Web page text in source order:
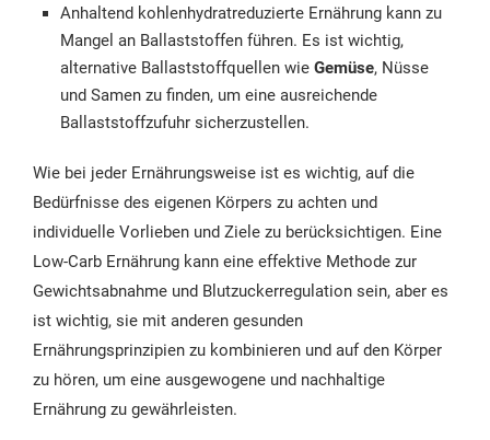
Anhaltend kohlenhydratreduzierte Ernährung kann zu
Mangel an Ballaststoffen führen. Es ist wichtig,
alternative Ballaststoffquellen wie Gemüse, Nüsse
und Samen zu finden, um eine ausreichende
Ballaststoffzufuhr sicherzustellen.
Wie bei jeder Ernährungsweise ist es wichtig, auf die
Bedürfnisse des eigenen Körpers zu achten und
individuelle Vorlieben und Ziele zu berücksichtigen. Eine
Low-Carb Ernährung kann eine effektive Methode zur
Gewichtsabnahme und Blutzuckerregulation sein, aber es
ist wichtig, sie mit anderen gesunden
Ernährungsprinzipien zu kombinieren und auf den Körper
zu hören, um eine ausgewogene und nachhaltige
Ernährung zu gewährleisten.